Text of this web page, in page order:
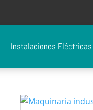
Instalaciones Eléctricas